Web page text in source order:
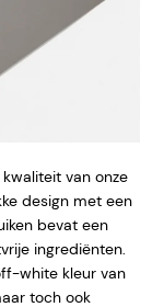
van onze
design met een
bevat een
ingrediënten.
white kleur van
toch ook